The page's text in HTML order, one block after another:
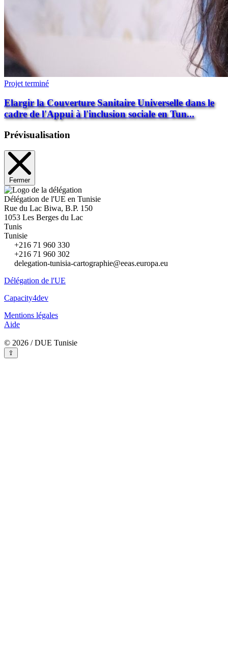
Projet terminé
Elargir la Couverture Sanitaire Universelle dans le
cadre de l'Appui à l'inclusion sociale en Tun...
Prévisualisation
Fermer
Délégation de l'UE en Tunisie
Rue du Lac Biwa, B.P. 150
1053 Les Berges du Lac
Tunis
Tunisie
+216 71 960 330
+216 71 960 302
delegation-tunisia-cartographie@eeas.europa.eu
Délégation de l'UE
Capacity4dev
Mentions légales
Aide
© 2026 / DUE Tunisie
⇪